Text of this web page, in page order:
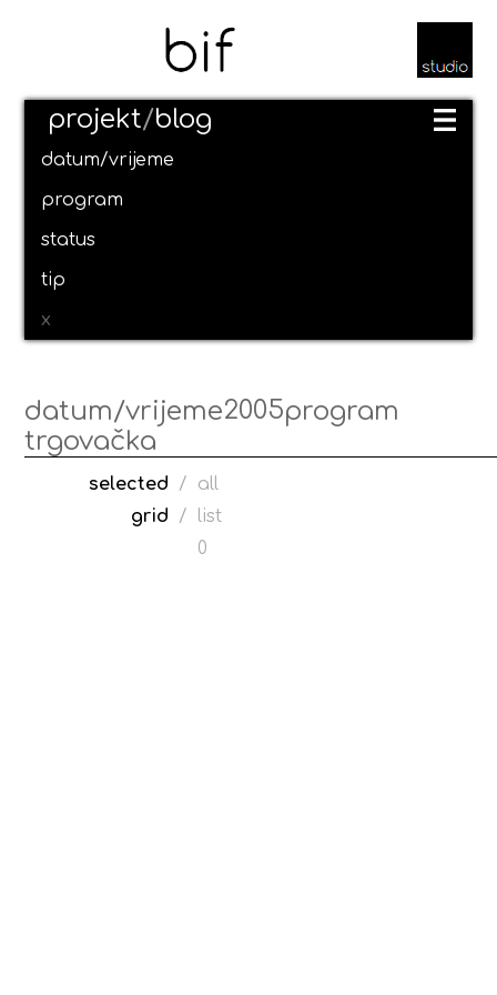
projekt/blog
datum/vrijeme
program
status
tip
x
datum/vrijeme2005program
trgovačka
selected /
all
grid
/
list
0